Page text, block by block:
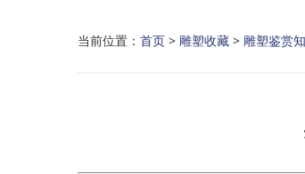
当前位置： 首页 > 雕塑收藏 > 雕塑鉴赏